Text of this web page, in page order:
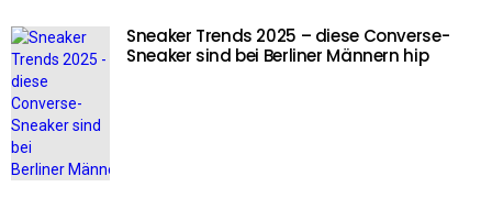
Sneaker Trends 2025 – diese Converse-
Sneaker sind bei Berliner Männern hip